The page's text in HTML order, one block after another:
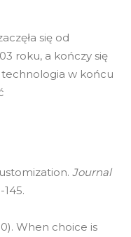
się od
roku, a kończy się
w końcu
Journal
145.
When choice is